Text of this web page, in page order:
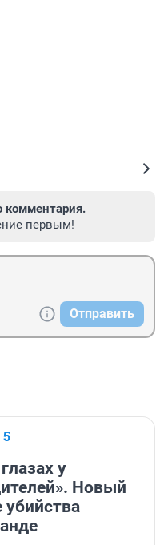
комментария.
первым!
Отправить
у
Новый
убийства